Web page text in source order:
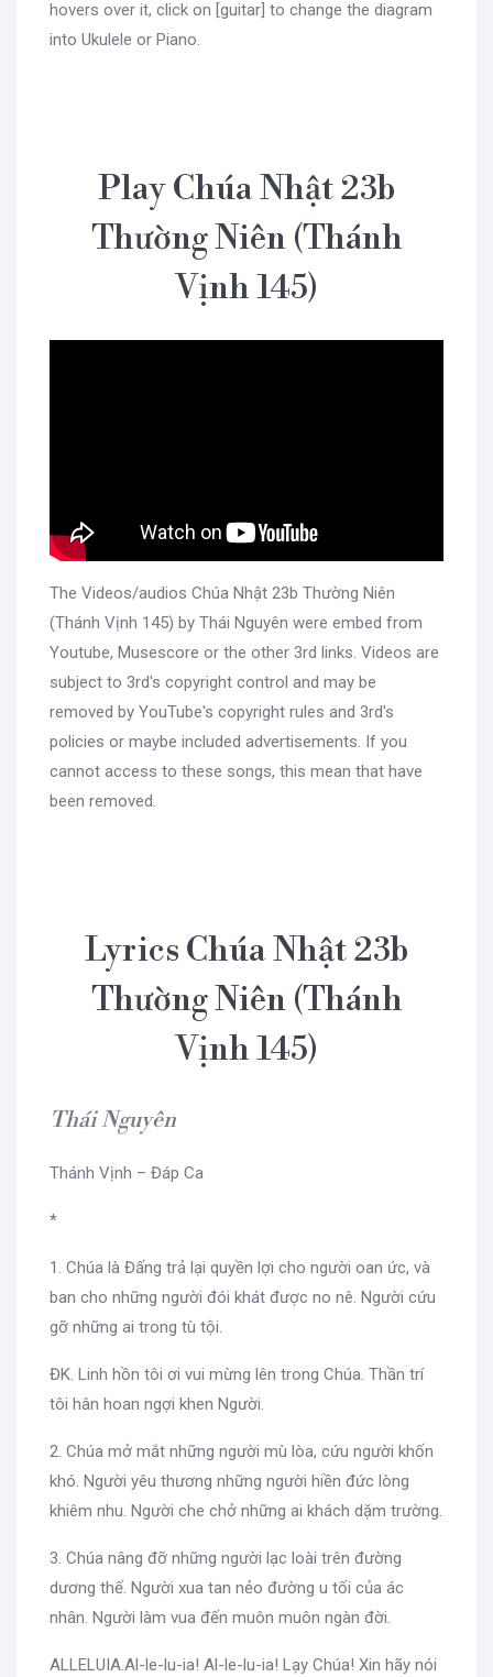
hovers over it, click on [guitar] to change the diagram
into Ukulele or Piano.
Play Chúa Nhật 23b
Thường Niên (Thánh
Vịnh 145)
The Videos/audios Chúa Nhật 23b Thường Niên
(Thánh Vịnh 145) by Thái Nguyên were embed from
Youtube, Musescore or the other 3rd links. Videos are
subject to 3rd's copyright control and may be
removed by YouTube's copyright rules and 3rd's
policies or maybe included advertisements. If you
cannot access to these songs, this mean that have
been removed.
Lyrics Chúa Nhật 23b
Thường Niên (Thánh
Vịnh 145)
Thái Nguyên
Thánh Vịnh – Đáp Ca
*
1. Chúa là Đấng trả lại quyền lợi cho người oan ức, và
ban cho những người đói khát được no nê. Người cứu
gỡ những ai trong tù tội.
ĐK. Linh hồn tôi ơi vui mừng lên trong Chúa. Thần trí
tôi hân hoan ngợi khen Người.
2. Chúa mở mắt những người mù lòa, cứu người khốn
khó. Người yêu thương những người hiền đức lòng
khiêm nhu. Người che chở những ai khách dặm trường.
3. Chúa nâng đỡ những người lạc loài trên đường
dương thế. Người xua tan nẻo đường u tối của ác
nhân. Người làm vua đến muôn muôn ngàn đời.
ALLELUIA.Al-le-lu-ia! Al-le-lu-ia! Lạy Chúa! Xin hãy nói